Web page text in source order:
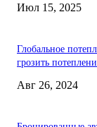
Июл 15, 2025
Глобальное
грозить
Авг 26, 2024